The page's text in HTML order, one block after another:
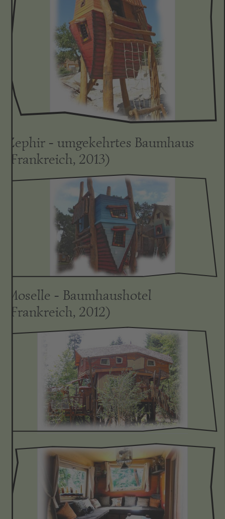
Zephir - umgekehrtes Baumhaus
(Frankreich, 2013)
Moselle - Baumhaushotel
(Frankreich, 2012)